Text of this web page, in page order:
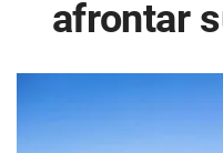
afrontar